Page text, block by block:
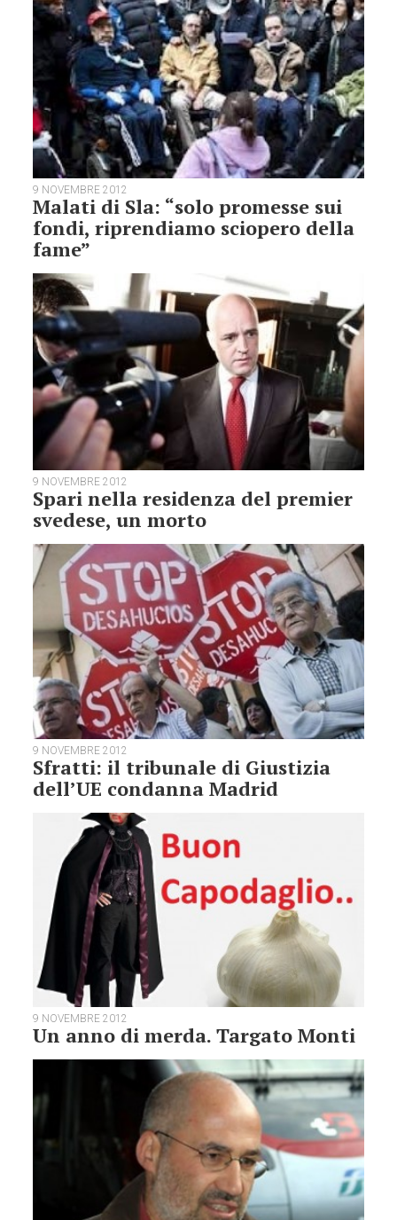
9 NOVEMBRE 2012
Malati di Sla: “solo promesse sui
fondi, riprendiamo sciopero della
fame”
9 NOVEMBRE 2012
Spari nella residenza del premier
svedese, un morto
9 NOVEMBRE 2012
Sfratti: il tribunale di Giustizia
dell’UE condanna Madrid
9 NOVEMBRE 2012
Un anno di merda. Targato Monti